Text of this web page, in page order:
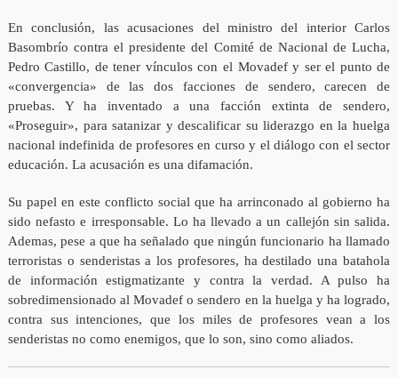
En conclusión, las acusaciones del ministro del interior Carlos
Basombrío contra el presidente del Comité de Nacional de Lucha,
Pedro Castillo, de tener vínculos con el Movadef y ser el punto de
«convergencia» de las dos facciones de sendero, carecen de
pruebas. Y ha inventado a una facción extinta de sendero,
«Proseguir», para satanizar y descalificar su liderazgo en la huelga
nacional indefinida de profesores en curso y el diálogo con el sector
educación. La acusación es una difamación.
Su papel en este conflicto social que ha arrinconado al gobierno ha
sido nefasto e irresponsable. Lo ha llevado a un callejón sin salida.
Ademas, pese a que ha señalado que ningún funcionario ha llamado
terroristas o senderistas a los profesores, ha destilado una batahola
de información estigmatizante y contra la verdad. A pulso ha
sobredimensionado al Movadef o sendero en la huelga y ha logrado,
contra sus intenciones, que los miles de profesores vean a los
senderistas no como enemigos, que lo son, sino como aliados.